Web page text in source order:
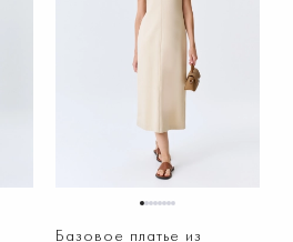
12345678
Базовое платье из